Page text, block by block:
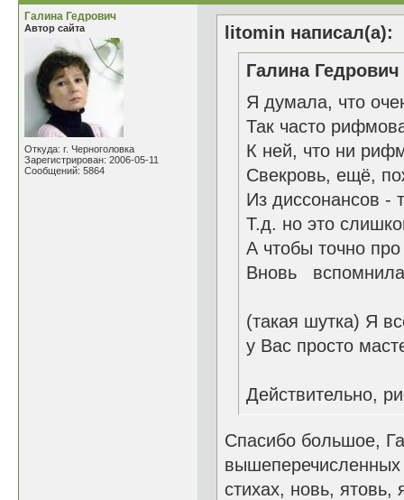
Галина Гедрович
Автор сайта
Откуда: г. Черноголовка
Зарегистрирован: 2006-05-11
Сообщений: 5864
litomin написал(а):
Галина
Я думала, что
Так часто
К ней, что ни
Свекровь, ещё,
Из диссонансов -
Т.д. но это
А чтобы точно
Вновь
(такая шутка) Я
у Вас просто
Действительно,
Спасибо большое,
вышеперечисленных
стихах, новь, ятовь,